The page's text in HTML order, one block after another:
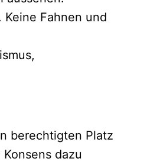
Fahnen und
berechtigten Platz
dazu